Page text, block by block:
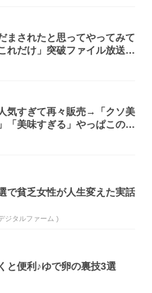
まされたと思ってやってみて
れだけ」突破ファイル放送で
気すぎて再々販売→「クソ美
「美味すぎる」やっぱこのク
で貧乏女性が人生変えた実話
ジタルファーム )
と便利♪ゆで卵の裏技3選